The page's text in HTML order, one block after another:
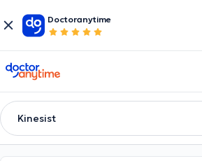
Doctoranytime
doctoranytime
Kinesist